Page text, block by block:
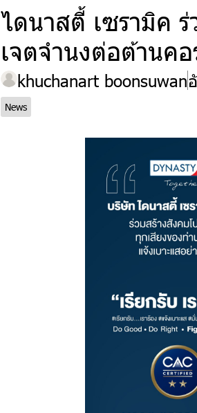
ไดนาสตี้ เซรามิค
เจตจำนงต่อต้านค
khuchanart boonsuwan
News